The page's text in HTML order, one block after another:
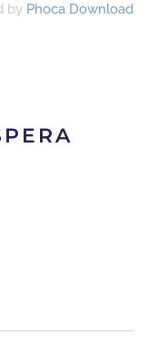
by Phoca Download